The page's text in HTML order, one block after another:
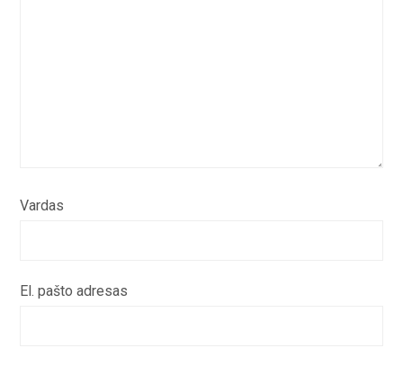
Vardas
El. pašto adresas